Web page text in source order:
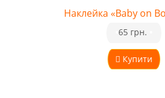
Наклейка «Baby on
Купити
65 грн.